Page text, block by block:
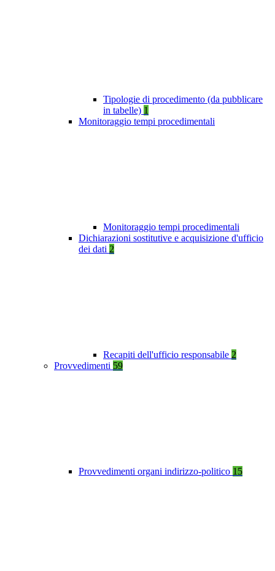
Tipologie di procedimento (da pubblicare
in tabelle) 1
Monitoraggio tempi procedimentali
Monitoraggio tempi procedimentali
Dichiarazioni sostitutive e acquisizione d'ufficio
dei dati 2
Recapiti dell'ufficio responsabile 2
Provvedimenti 59
Provvedimenti organi indirizzo-politico 15